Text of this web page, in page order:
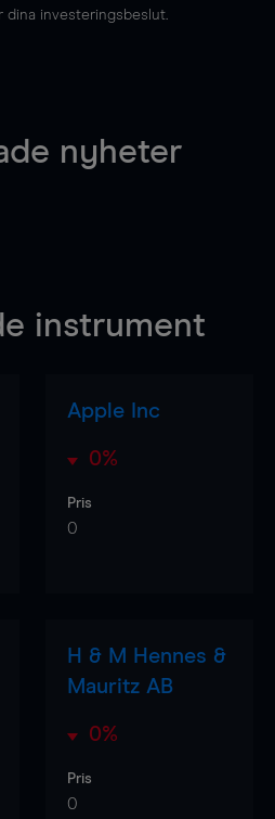
investeringsbeslut.
nyheter
instrument
Apple Inc
0%
Pris
0
H & M Hennes &
Mauritz AB
0%
Pris
0